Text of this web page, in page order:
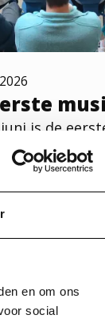
en om ons
social
is de
Peter Pan!
meer
eerste